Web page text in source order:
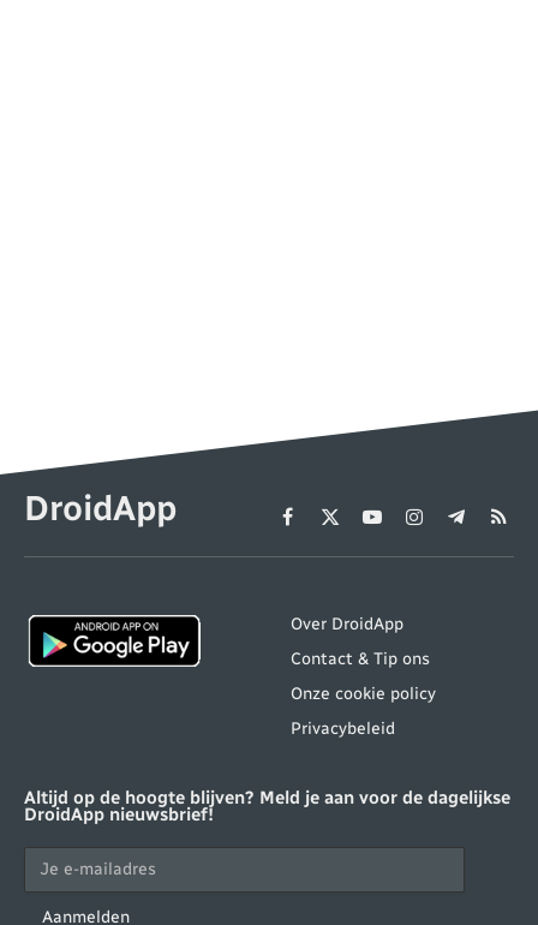
DroidApp Facebook
X
(Twitter)
YouTubeInstagram
Telegram
RSS
Over DroidApp
Contact & Tip ons
Onze cookie policy
Privacybeleid
Altijd op de hoogte blijven? Meld je aan voor de dagelijkse
DroidApp nieuwsbrief!
Aanmelden